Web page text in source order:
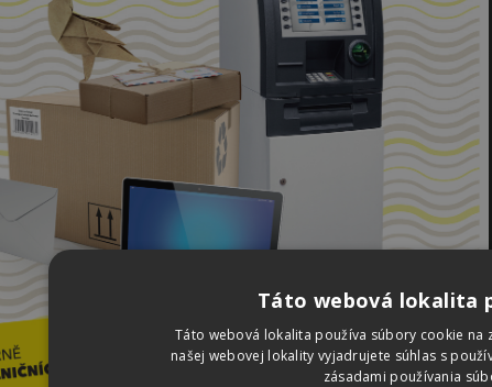
Táto webová lokalita
Táto webová lokalita používa súbory cookie na
našej webovej lokality vyjadrujete súhlas s
zásadami používania